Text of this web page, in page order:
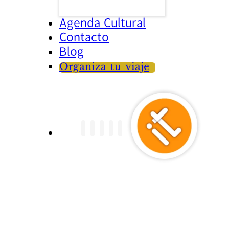
Agenda Cultural
Contacto
Blog
Organiza tu viaje